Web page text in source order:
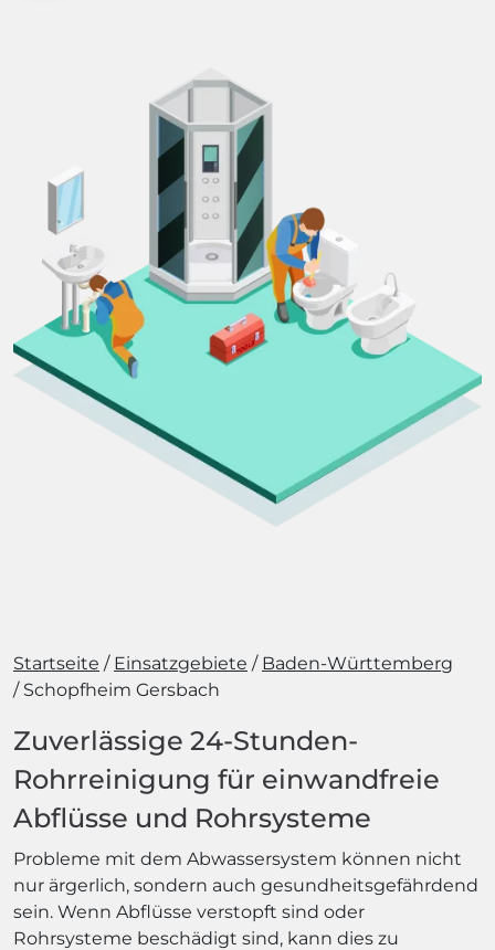
Startseite Einsatzgebiete
Baden-Württemberg
Schopfheim Gersbach
Zuverlässige 24-Stunden-
Rohrreinigung für einwandfreie
Abflüsse und Rohrsysteme
Probleme mit dem Abwassersystem können nicht
nur ärgerlich, sondern auch gesundheitsgefährdend
sein. Wenn Abflüsse verstopft sind oder
Rohrsysteme beschädigt sind, kann dies zu